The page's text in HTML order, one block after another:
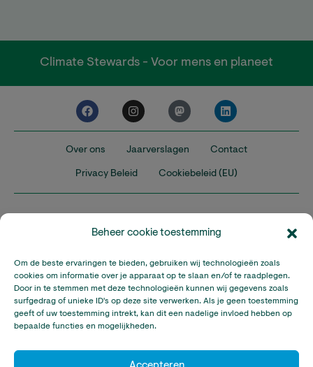
Beheer cookie toestemming
Om de beste ervaringen te bieden, gebruiken wij technologieën zoals
cookies om informatie over je apparaat op te slaan en/of te raadplegen.
Door in te stemmen met deze technologieën kunnen wij gegevens zoals
surfgedrag of unieke ID's op deze site verwerken. Als je geen toestemming
geeft of uw toestemming intrekt, kan dit een nadelige invloed hebben op
bepaalde functies en mogelijkheden.
Climate Stewards - Voor mens en planeet
Over ons Jaarverslagen Contact
Privacy Beleid Cookiebeleid (EU)
Nederland Verenigd Koninkrijk Verenigde Staten
Climate Stewards is onderdeel van Stichting A Rocha Nederland,
een geregistreerd goed doel in Nederland (RSIN: 815032924).
© Copyright Climate Stewards Ltd. – All rights reserved.